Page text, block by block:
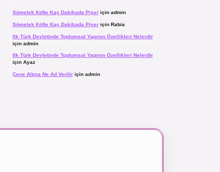
Sömelek Köfte Kaç Dakikada Pişeriçin admin
Sömelek Köfte Kaç Dakikada Pişeriçin Rabia
Ilk Türk Devletinde Toplumsal Yapının Özellikleri Nelerdir
için admin
Ilk Türk Devletinde Toplumsal Yapının Özellikleri Nelerdir
için Ayaz
Çene Altına Ne Ad Veriliriçin admin